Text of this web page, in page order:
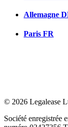
Allemagne
Paris FR
© 2026 Legalease
Société enregistrée